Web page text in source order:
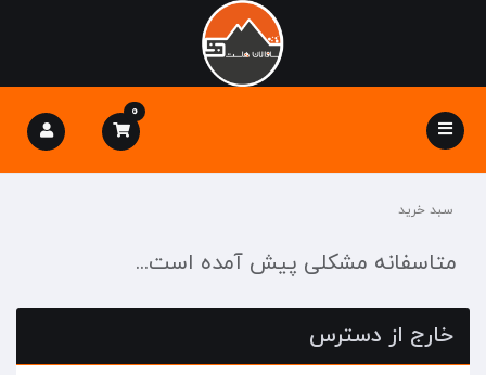
Toggle
navigation
0
سبد خرید
متاسفانه مشکلی پیش آمده است...
خارج از دسترس